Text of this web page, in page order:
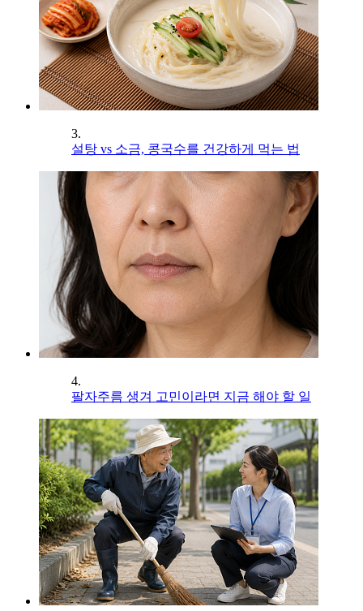
3.
설탕 vs 소금, 콩국수를 건강하게 먹는 법
4.
팔자주름 생겨 고민이라면 지금 해야 할 일